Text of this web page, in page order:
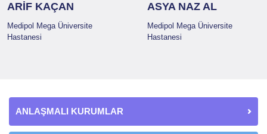
ARİF KAÇAN
Medipol Mega Üniversite
Hastanesi
ASYA NAZ AL
Medipol Mega Üniversite
Hastanesi
ANLAŞMALI KURUMLAR